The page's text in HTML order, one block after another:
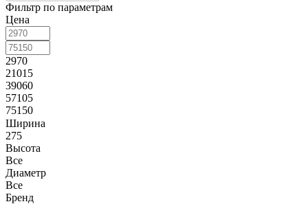
Фильтр по параметрам
Цена
2970
21015
39060
57105
75150
Ширина
275
Высота
Все
Диаметр
Все
Бренд